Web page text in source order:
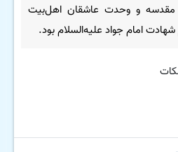
مقدسه و وحدت عاشقان اهل‌بیت
شهادت امام جواد علیه‌السلام بود.